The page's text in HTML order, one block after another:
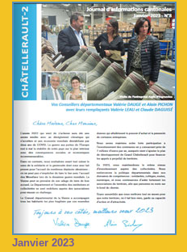
Janvier 2023